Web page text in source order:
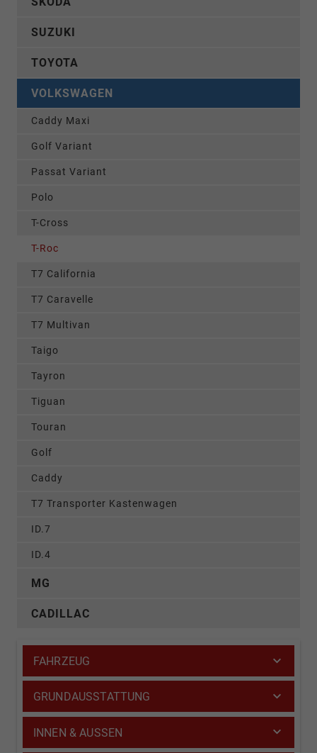
SUZUKI
TOYOTA
VOLKSWAGEN
Caddy Maxi
Golf Variant
Passat Variant
Polo
T-Cross
T-Roc
T7 California
T7 Caravelle
T7 Multivan
Taigo
Tayron
Tiguan
Touran
Golf
Caddy
T7 Transporter Kastenwagen
ID.7
ID.4
MG
CADILLAC
FAHRZEUG
GRUNDAUSSTATTUNG
INNEN & AUSSEN